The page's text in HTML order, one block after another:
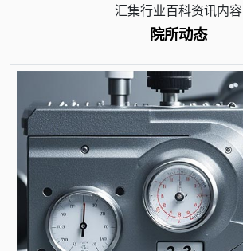
汇集行业百科资讯内容
院所动态